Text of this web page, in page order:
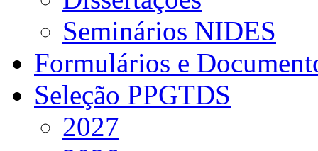
Seminários NIDES
Formulários e
Seleção PPGTDS
2027